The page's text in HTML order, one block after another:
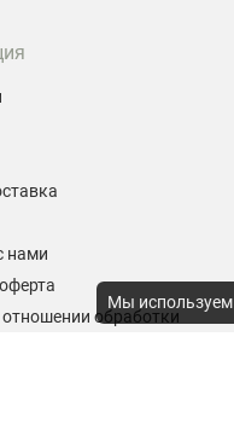
нами
обработки
Мы используем